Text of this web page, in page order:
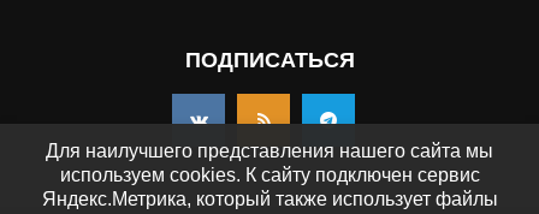
ПОДПИСАТЬСЯ
Для наилучшего представления нашего сайта мы
используем cookies. К сайту подключен сервис
Яндекс.Метрика, который также использует файлы